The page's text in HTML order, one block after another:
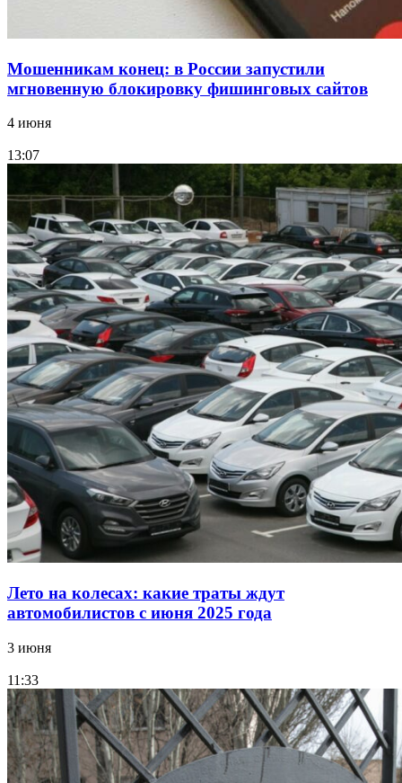
Мошенникам конец: в России запустили
мгновенную блокировку фишинговых сайтов
4 июня
13:07
Лето на колесах: какие траты ждут
автомобилистов с июня 2025 года
3 июня
11:33